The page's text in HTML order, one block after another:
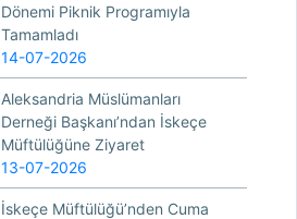
Dönemi Piknik Programıyla
Tamamladı
14-07-2026
Aleksandria Müslümanları
Derneği Başkanı’ndan İskeçe
Müftülüğüne Ziyaret
13-07-2026
İskeçe Müftülüğü’nden Cuma